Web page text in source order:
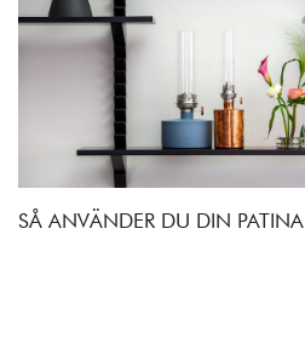
SÅ ANVÄNDER DU DIN PATINA